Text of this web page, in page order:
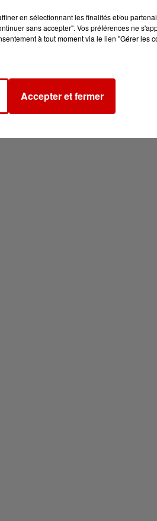
en sélectionnant les finalités et/ou
sans accepter". Vos préférences ne
à tout moment via le lien "Gérer les
Accepter et fermer